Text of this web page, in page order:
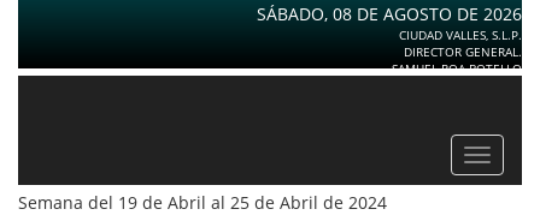
SÁBADO, 08 DE AGOSTO DE 2026
CIUDAD VALLES, S.L.P.
DIRECTOR GENERAL.
SAMUEL ROA BOTELLO
Toggle
Semana del 19 de Abril al 25 de Abril de 2024